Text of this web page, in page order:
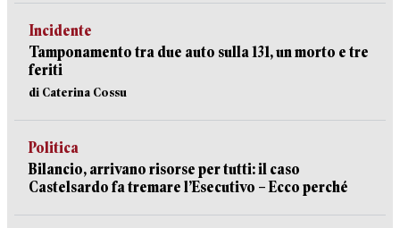
Incidente
Tamponamento tra due auto sulla 131, un morto e tre
feriti
di Caterina Cossu
Politica
Bilancio, arrivano risorse per tutti: il caso
Castelsardo fa tremare l’Esecutivo – Ecco perché